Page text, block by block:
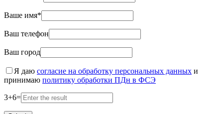
Ваше имя*
Ваш телефон
Ваш город
Я даю согласие на обработку персональных данных и
принимаю политику обработки ПДн в ФСЭ
3+6=